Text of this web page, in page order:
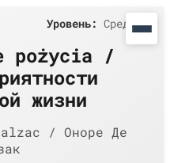
pożycia /
жизни
/ Оноре Де
Уровень: Средний